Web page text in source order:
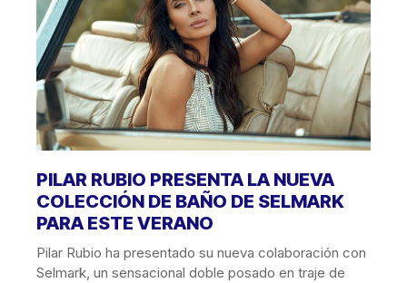
PILAR RUBIO PRESENTA LA NUEVA
COLECCIÓN DE BAÑO DE SELMARK
PARA ESTE VERANO
Pilar Rubio ha presentado su nueva colaboración con
Selmark, un sensacional doble posado en traje de